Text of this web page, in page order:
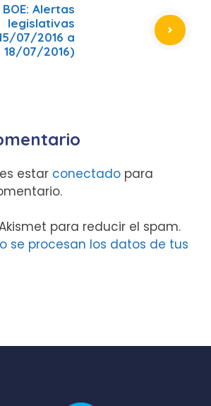
BOE: Alertas
legislativas
07/2016 a
18/07/2016)
estar conectado para
para reducir el spam.
se procesan los datos de tus